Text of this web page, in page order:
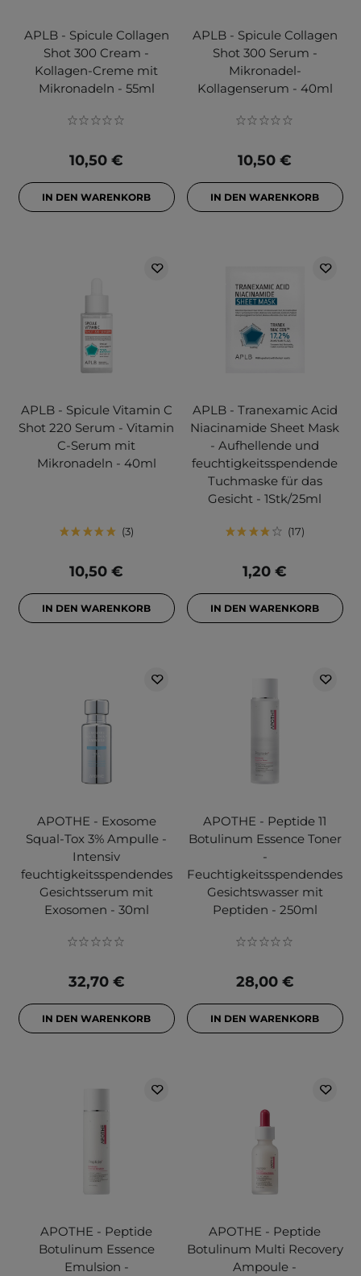
APLB - Spicule Collagen
Shot 300 Cream -
Kollagen-Creme mit
Mikronadeln - 55ml
10,50 €
IN DEN WARENKORB
APLB - Spicule Collagen
Shot 300 Serum -
Mikronadel-
Kollagenserum - 40ml
10,50 €
IN DEN WARENKORB
APLB - Spicule Vitamin C
Shot 220 Serum - Vitamin
C-Serum mit
Mikronadeln - 40ml
3
10,50 €
IN DEN WARENKORB
APLB - Tranexamic Acid
Niacinamide Sheet Mask
- Aufhellende und
feuchtigkeitsspendende
Tuchmaske für das
Gesicht - 1Stk/25ml
17
1,20 €
IN DEN WARENKORB
APOTHE - Exosome
Squal-Tox 3% Ampulle -
Intensiv
feuchtigkeitsspendendes
Gesichtsserum mit
Exosomen - 30ml
32,70 €
IN DEN WARENKORB
APOTHE - Peptide 11
Botulinum Essence Toner
-
Feuchtigkeitsspendendes
Gesichtswasser mit
Peptiden - 250ml
28,00 €
IN DEN WARENKORB
APOTHE - Peptide
Botulinum Essence
Emulsion -
APOTHE - Peptide
Botulinum Multi Recovery
Ampoule -